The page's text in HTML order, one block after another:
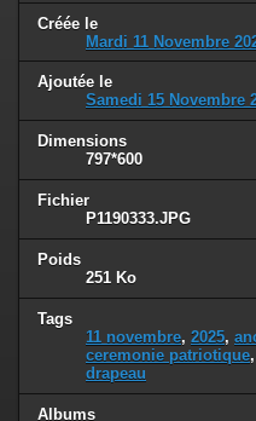
Créée le
Mardi 11 Novembre
Ajoutée le
Samedi 15 Novembre
Dimensions
797*600
Fichier
P1190333.JPG
Poids
251 Ko
Tags
11 novembre, 2025,
ceremonie patriotique,
drapeau
Albums